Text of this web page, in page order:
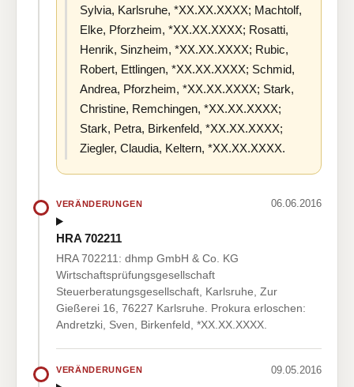
Sylvia, Karlsruhe, *XX.XX.XXXX; Machtolf,
Elke, Pforzheim, *XX.XX.XXXX; Rosatti,
Henrik, Sinzheim, *XX.XX.XXXX; Rubic,
Robert, Ettlingen, *XX.XX.XXXX; Schmid,
Andrea, Pforzheim, *XX.XX.XXXX; Stark,
Christine, Remchingen, *XX.XX.XXXX;
Stark, Petra, Birkenfeld, *XX.XX.XXXX;
Ziegler, Claudia, Keltern, *XX.XX.XXXX.
VERÄNDERUNGEN 06.06.2016
HRA 702211
HRA 702211: dhmp GmbH & Co. KG
Wirtschaftsprüfungsgesellschaft
Steuerberatungsgesellschaft, Karlsruhe, Zur
Gießerei 16, 76227 Karlsruhe. Prokura erloschen:
Andretzki, Sven, Birkenfeld, *XX.XX.XXXX.
VERÄNDERUNGEN 09.05.2016